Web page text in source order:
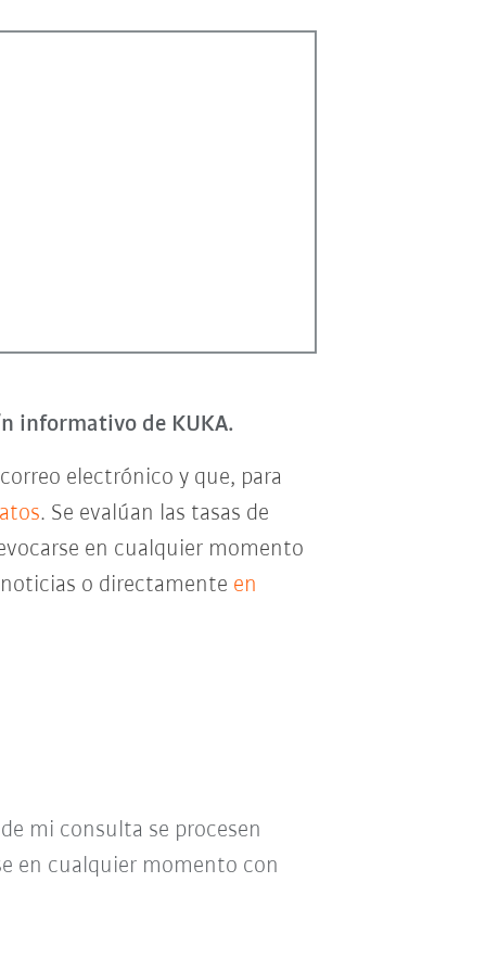
informativo de KUKA.
electrónico y que, para
. Se evalúan las tasas de
en cualquier momento
o directamente en
mi consulta se procesen
en cualquier momento con